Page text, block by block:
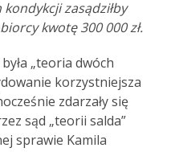
zasądziłby
kwotę 300 000 zł.
„teoria dwóch
korzystniejsza
zdarzały się
sąd „teorii salda”
sprawie Kamila